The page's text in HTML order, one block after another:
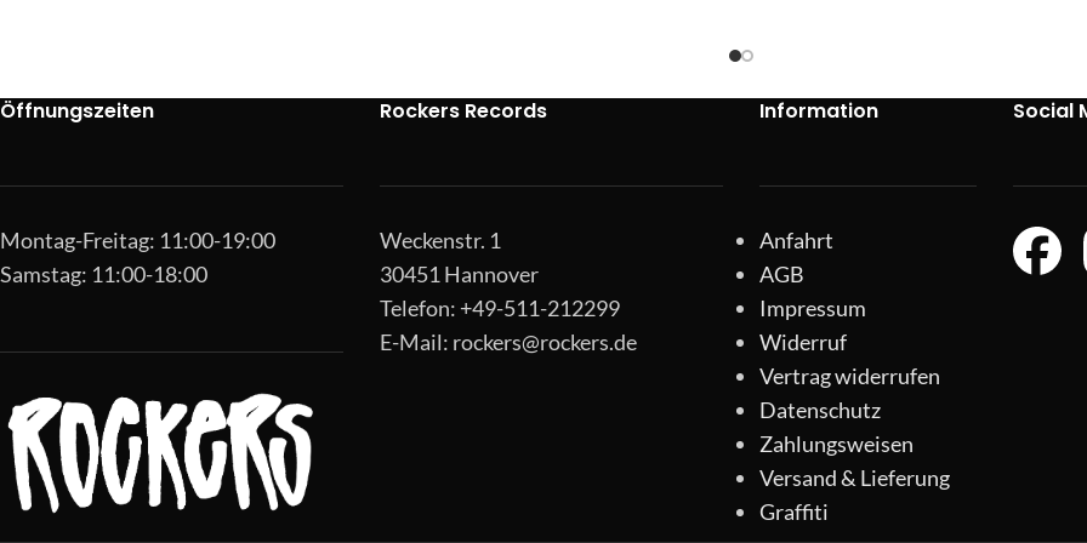
Öffnungszeiten
Montag-Freitag: 11:00-19:00
Samstag: 11:00-18:00
Rockers Records
Weckenstr. 1
30451 Hannover
Telefon: +49-511-212299
E-Mail: rockers@rockers.de
Information
Anfahrt
AGB
Impressum
Widerruf
Vertrag widerrufen
Datenschutz
Zahlungsweisen
Versand & Lieferung
Graffiti
Social